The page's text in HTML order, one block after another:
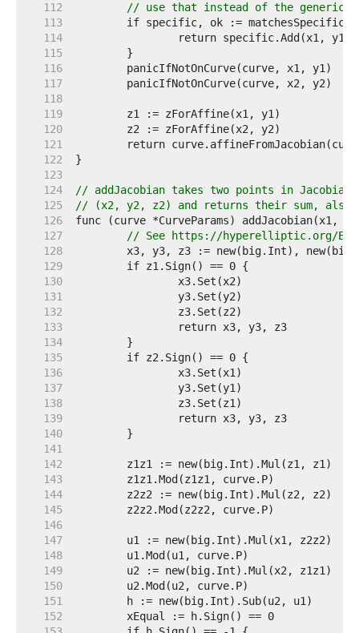
   112
// use that instead of the generic
   113
   114
   115
   116
   117
   118
   119
   120
   121
   122
   123
   124
// addJacobian takes two points in
   125
// (x2, y2, z2) and returns their sum, also
   126
   127
// See https://hyperelliptic.org/EFD/
   128
   129
   130
   131
   132
   133
   134
   135
   136
   137
   138
   139
   140
   141
   142
   143
   144
   145
   146
   147
   148
   149
   150
   151
   152